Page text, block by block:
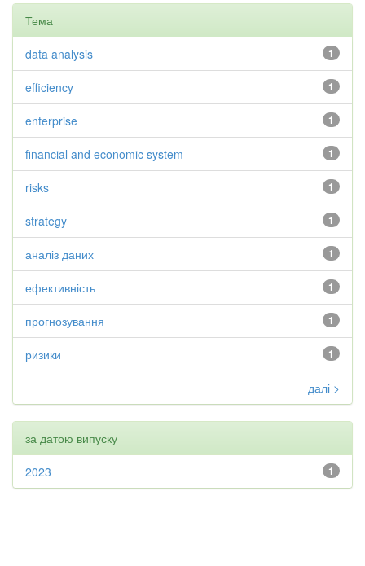
Тема
1
data analysis
1
efficiency
1
enterprise
1
financial and economic system
1
risks
1
strategy
1
аналіз даних
1
ефективність
1
прогнозування
1
ризики
далі >
за датою випуску
1
2023